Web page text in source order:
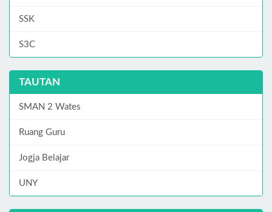
SSK
S3C
TAUTAN
SMAN 2 Wates
Ruang Guru
Jogja Belajar
UNY